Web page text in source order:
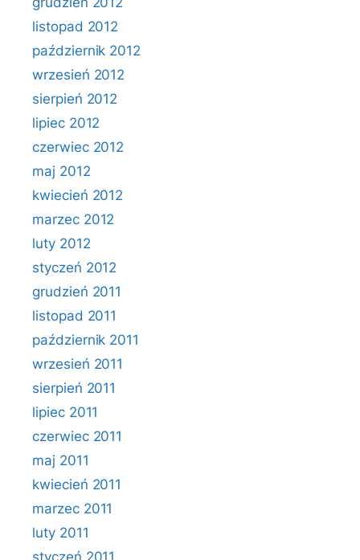
listopad 2012
październik 2012
wrzesień 2012
sierpień 2012
lipiec 2012
czerwiec 2012
maj 2012
kwiecień 2012
marzec 2012
luty 2012
styczeń 2012
grudzień 2011
listopad 2011
październik 2011
wrzesień 2011
sierpień 2011
lipiec 2011
czerwiec 2011
maj 2011
kwiecień 2011
marzec 2011
luty 2011
styczeń 2011